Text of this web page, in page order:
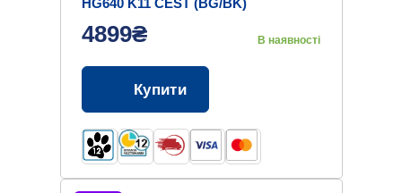
HG640 K11 CEST (BG/BK)
4899₴ В наявності
Купити